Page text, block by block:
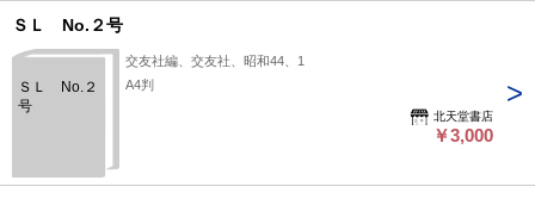
ＳＬ No.２号
ＳＬ No.２
号
交友社編、交友社、昭和44、1
A4判
北天堂書店
￥3,000